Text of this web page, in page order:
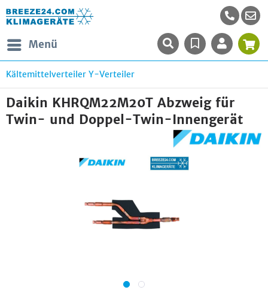
Menü
Kältemittelverteiler Y-Verteiler
Daikin KHRQM22M20T Abzweig für
Twin- und Doppel-Twin-Innengerät